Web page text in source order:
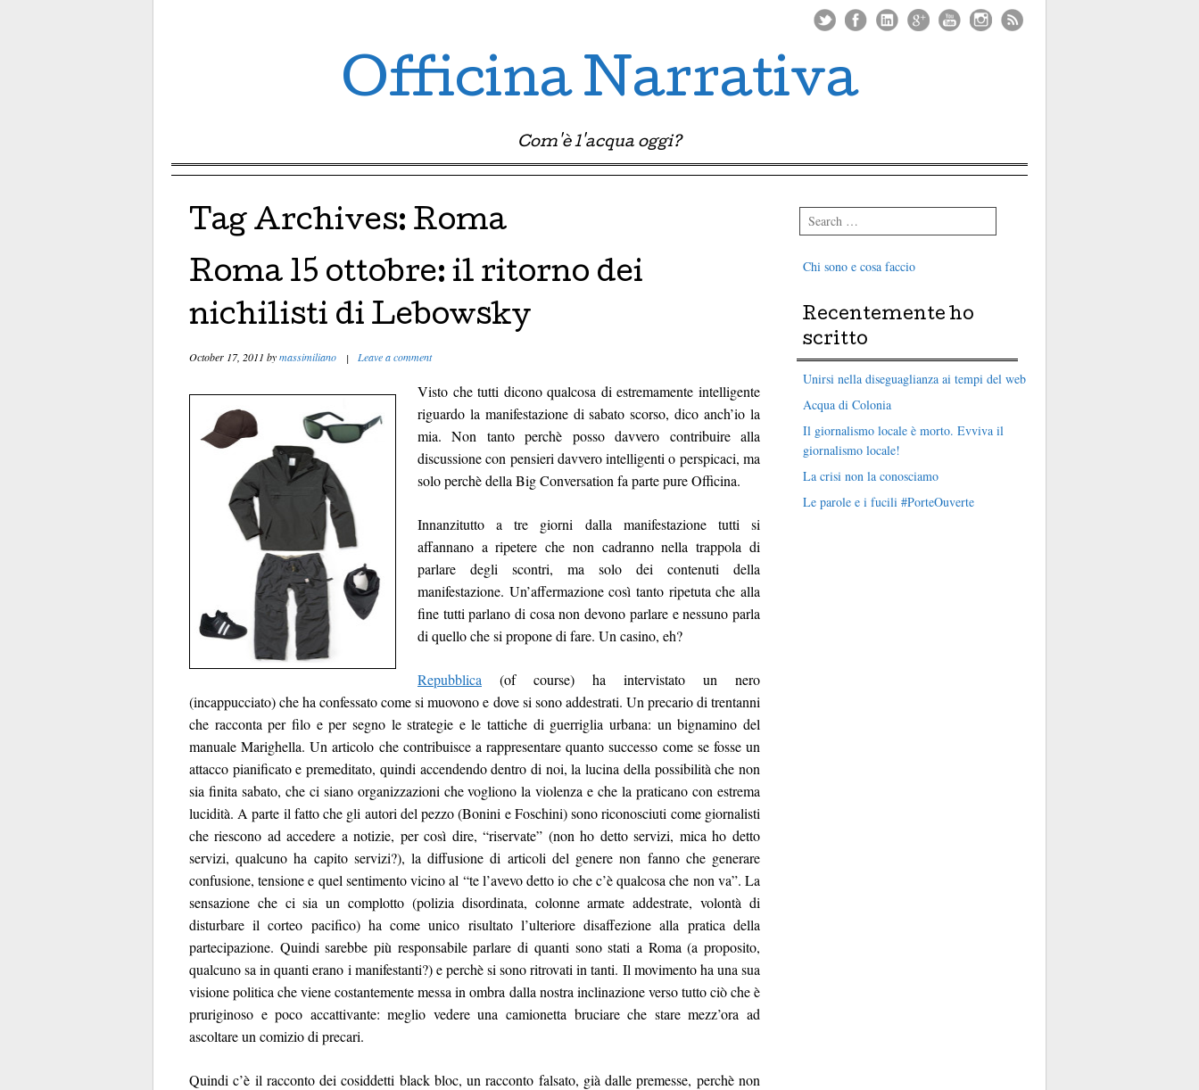
Officina Narrativa
Com'è l'acqua oggi?
Tag Archives: Roma
Roma 15 ottobre: il ritorno dei
nichilisti di Lebowsky
October 17, 2011 bymassimiliano | Leave a comment
Visto che tutti dicono qualcosa di estremamente intelligente
riguardo la manifestazione di sabato scorso, dico anch’io la
mia. Non tanto perchè posso davvero contribuire alla
discussione con pensieri davvero intelligenti o perspicaci, ma
solo perchè della Big Conversation fa parte pure Officina.
Innanzitutto a tre giorni dalla manifestazione tutti si
affannano a ripetere che non cadranno nella trappola di
parlare degli scontri, ma solo dei contenuti della
manifestazione. Un’affermazione così tanto ripetuta che alla
fine tutti parlano di cosa non devono parlare e nessuno parla
di quello che si propone di fare. Un casino, eh?
Repubblica (of course) ha intervistato un nero
(incappucciato) che ha confessato come si muovono e dove si sono addestrati. Un precario di trentanni
che racconta per filo e per segno le strategie e le tattiche di guerriglia urbana: un bignamino del
manuale Marighella. Un articolo che contribuisce a rappresentare quanto successo come se fosse un
attacco pianificato e premeditato, quindi accendendo dentro di noi, la lucina della possibilità che non
sia finita sabato, che ci siano organizzazioni che vogliono la violenza e che la praticano con estrema
lucidità. A parte il fatto che gli autori del pezzo (Bonini e Foschini) sono riconosciuti come giornalisti
che riescono ad accedere a notizie, per così dire, “riservate” (non ho detto servizi, mica ho detto
servizi, qualcuno ha capito servizi?), la diffusione di articoli del genere non fanno che generare
confusione, tensione e quel sentimento vicino al “te l’avevo detto io che c’è qualcosa che non va”. La
sensazione che ci sia un complotto (polizia disordinata, colonne armate addestrate, volontà di
disturbare il corteo pacifico) ha come unico risultato l’ulteriore disaffezione alla pratica della
partecipazione. Quindi sarebbe più responsabile parlare di quanti sono stati a Roma (a proposito,
qualcuno sa in quanti erano i manifestanti?) e perchè si sono ritrovati in tanti. Il movimento ha una sua
visione politica che viene costantemente messa in ombra dalla nostra inclinazione verso tutto ciò che è
pruriginoso e poco accattivante: meglio vedere una camionetta bruciare che stare mezz’ora ad
ascoltare un comizio di precari.
Quindi c’è il racconto dei cosiddetti black bloc, un racconto falsato, già dalle premesse, perchè non
Search
Chi sono e cosa faccio
Recentemente ho
scritto
Unirsi nella diseguaglianza ai tempi del web
Acqua di Colonia
Il giornalismo locale è morto. Evviva il
giornalismo locale!
La crisi non la conosciamo
Le parole e i fucili #PorteOuverte